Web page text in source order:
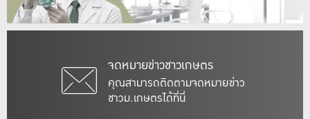
จดหมายข่าวชาวเกษตร
คุณสามารถติดตามจดหมายข่าว
ชาวม.เกษตรได้ที่นี่